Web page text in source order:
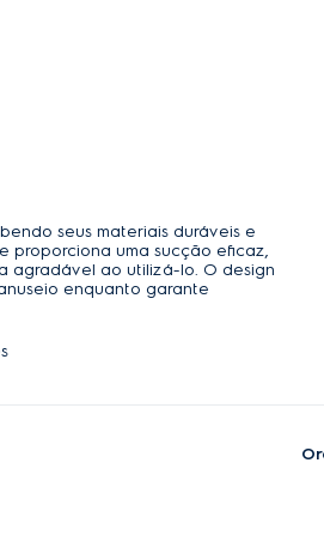
em qualquer
limpeza, mas com um menor
economia de energia e sem
pisos frios e até mesmo cortinas.
seus materiais duráveis e
proporciona uma sucção eficaz,
agradável ao utilizá-lo. O design
enquanto garante